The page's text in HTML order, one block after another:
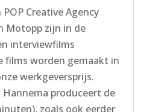
Creative Agency
Motopp zijn in de
interviewfilms
films worden gemaakt in
werkgeversprijs.
Hannema produceert de
zoals ook eerder